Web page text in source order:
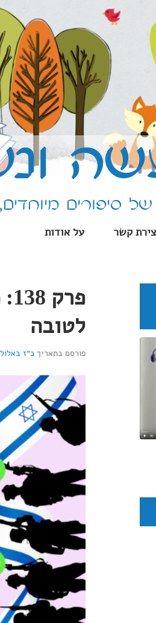
סיפורים
קשר על אודות
לטובה
פורסם בתאריך כ״ז באלול